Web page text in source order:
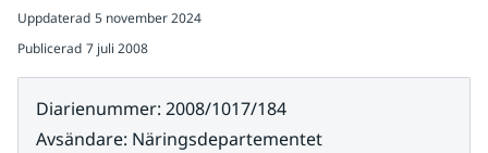
Uppdaterad 5 november 2024
Publicerad 7 juli 2008
Diarienummer: 2008/1017/184
Avsändare: Näringsdepartementet